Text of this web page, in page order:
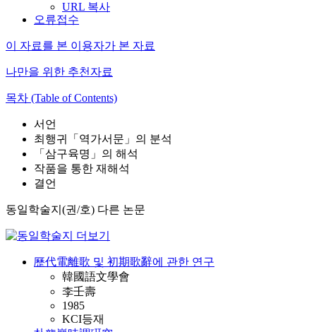
URL 복사
오류접수
이 자료를 본 이용자가 본 자료
나만을 위한 추천자료
목차 (Table of Contents)
서언
최행귀「역가서문」의 분석
「삼구육명」의 해석
작품을 통한 재해석
결언
동일학술지(권/호) 다른 논문
歷代電離歌 및 初期歌辭에 관한 연구
韓國語文學會
李壬壽
1985
KCI등재